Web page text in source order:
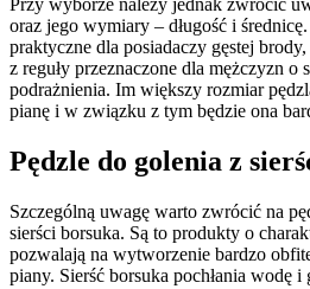
Przy wyborze należy jednak zwrócić
oraz jego wymiary – długość i
praktyczne dla posiadaczy gęstej
z reguły przeznaczone dla mężczyzn o
podrażnienia. Im większy rozmiar
pianę i w związku z tym będzie ona
Pędzle do golenia z
Szczególną uwagę warto zwrócić na
sierści borsuka. Są to produkty o
pozwalają na wytworzenie bardzo
piany. Sierść borsuka pochłania wodę